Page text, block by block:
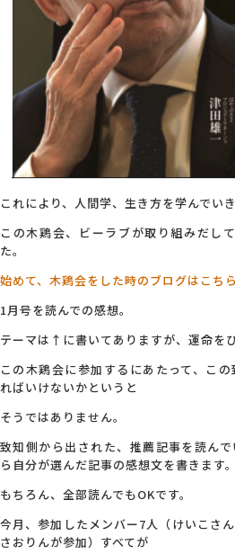
これにより、人間学、生き方を学んでいき
この木鶏会、ビーラブが取り組みだし
た。
始めて、木鶏会をした時のブログはこちら
1月号を読んでの感想。
テーマは↑に書いてありますが、運命をひ
この木鶏会に参加するにあたって、こ
ればいけないかというと
そうではありません。
致知側から出された、推薦記事を読ん
ら自分が選んだ記事の感想文を書きます。
もちろん、全部読んでもOKです。
今月、参加したメンバー7人（けいこさ
さおりんが参加）すべてが